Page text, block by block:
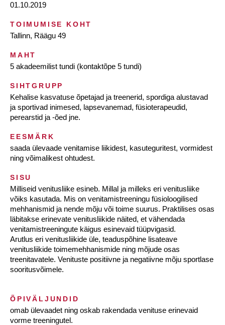
01.10.2019
TOIMUMISE KOHT
Tallinn, Räägu 49
MAHT
5 akadeemilist tundi (kontaktõpe 5 tundi)
SIHTGRUPP
Kehalise kasvatuse õpetajad ja treenerid, spordiga alustavad
ja sportivad inimesed, lapsevanemad, füsioterapeudid,
perearstid ja -õed jne.
EESMÄRK
saada ülevaade venitamise liikidest, kasuteguritest, vormidest
ning võimalikest ohtudest.
SISU
Milliseid venitusliike esineb. Millal ja milleks eri venitusliike
võiks kasutada. Mis on venitamistreeningu füsioloogilised
mehhanismid ja nende mõju või toime suurus. Praktilises osas
läbitakse erinevate venitusliikide näited, et vähendada
venitamistreeningute käigus esinevaid tüüpvigasid.
Arutlus eri venitusliikide üle, teaduspõhine lisateave
venitusliikide toimemehhanismide ning mõjude osas
treenitavatele. Venituste positiivne ja negatiivne mõju sportlase
sooritusvõimele.
ÕPIVÄLJUNDID
omab ülevaadet ning oskab rakendada venituse erinevaid
vorme treeningutel.